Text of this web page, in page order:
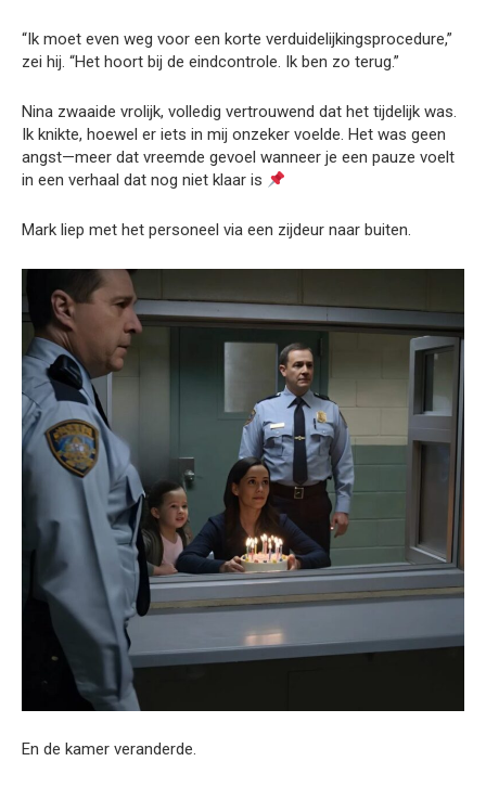
“Ik moet even weg voor een korte verduidelijkingsprocedure,”
zei hij. “Het hoort bij de eindcontrole. Ik ben zo terug.”
Nina zwaaide vrolijk, volledig vertrouwend dat het tijdelijk was.
Ik knikte, hoewel er iets in mij onzeker voelde. Het was geen
angst—meer dat vreemde gevoel wanneer je een pauze voelt
in een verhaal dat nog niet klaar is
Mark liep met het personeel via een zijdeur naar buiten.
En de kamer veranderde.